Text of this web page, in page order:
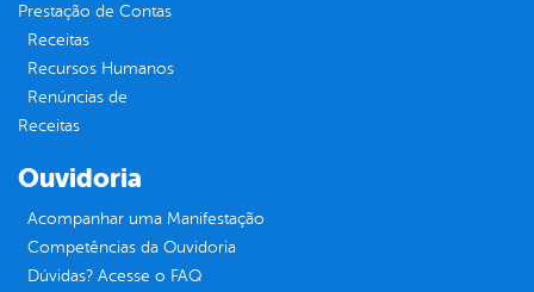
Prestação de Contas
Receitas
Recursos Humanos
Renúncias de
Receitas
Ouvidoria
Acompanhar uma Manifestação
Competências da Ouvidoria
Dúvidas? Acesse o FAQ